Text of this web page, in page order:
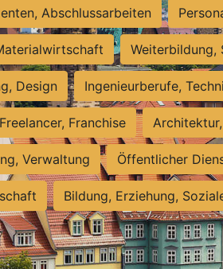
Abschlussarbeiten
Weiterbildung,
Design Ingenieurberufe,
Franchise
Verwaltung Öffentlicher
Bildung, Erziehung,